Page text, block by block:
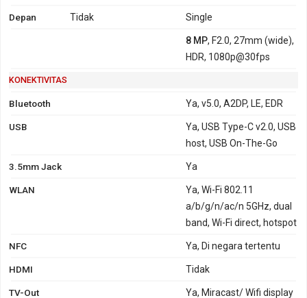
Depan Tidak Single
8 MP, F2.0, 27mm (wide),
HDR, 1080p@30fps
KONEKTIVITAS
Bluetooth Ya, v5.0, A2DP, LE, EDR
USB
Ya, USB Type-C v2.0, USB
host, USB On-The-Go
3.5mm Jack Ya
WLAN
Ya, Wi-Fi 802.11
a/b/g/n/ac/n 5GHz, dual
band, Wi-Fi direct, hotspot
NFC Ya, Di negara tertentu
HDMI Tidak
TV-Out Ya, Miracast/ Wifi display